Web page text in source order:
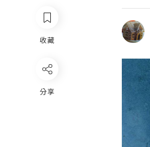
收藏
分享